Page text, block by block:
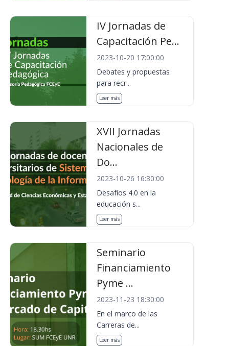
IV Jornadas de
Capacitación Pe...
2023-10-20 17:00:00
Debates y propuestas
para recr...
Leer más
XVII Jornadas
Nacionales de
Do...
2023-10-26 16:30:00
Desafíos 4.0 en la
educación s...
Leer más
Seminario
Financiamiento
Pyme ...
2023-11-23 18:30:00
En el marco de las
Carreras de...
Leer más